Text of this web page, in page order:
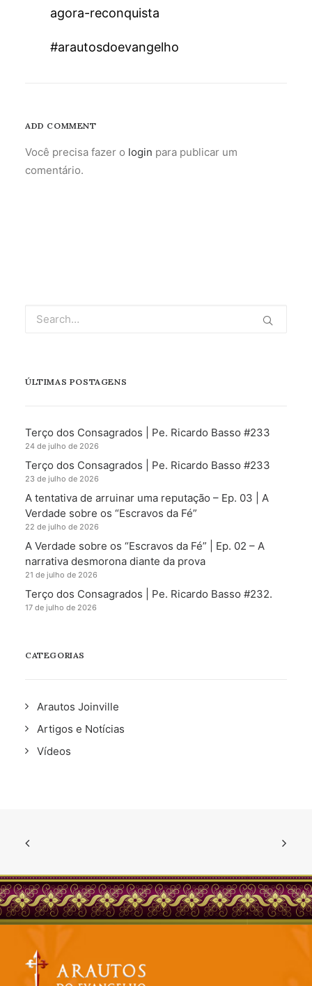
agora-reconquista
#arautosdoevangelho
ADD COMMENT
Você precisa fazer o login para publicar um
comentário.
ÚLTIMAS POSTAGENS
Terço dos Consagrados | Pe. Ricardo Basso #233
24 de julho de 2026
Terço dos Consagrados | Pe. Ricardo Basso #233
23 de julho de 2026
A tentativa de arruinar uma reputação – Ep. 03 | A
Verdade sobre os “Escravos da Fé”
22 de julho de 2026
A Verdade sobre os “Escravos da Fé” | Ep. 02 – A
narrativa desmorona diante da prova
21 de julho de 2026
Terço dos Consagrados | Pe. Ricardo Basso #232.
17 de julho de 2026
CATEGORIAS
Arautos Joinville
Artigos e Notícias
Vídeos